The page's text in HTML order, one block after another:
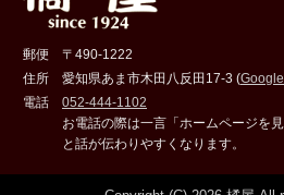
郵便
〒490-1222
住所
愛知県あま市木田八反田17-3 (
電話
052-444-1102
お電話の際は一言「ホームページを
と話が伝わりやすくなります。